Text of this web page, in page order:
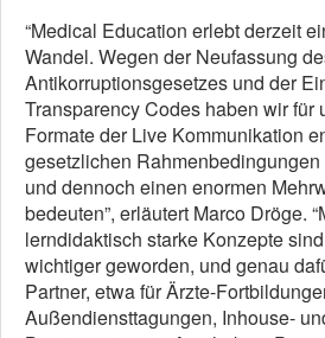
“Medical Education erlebt derzeit
Wandel. Wegen der Neufassung
Antikorruptionsgesetzes und der
Transparency Codes haben wir für
Formate der Live Kommunikation
gesetzlichen
und dennoch einen enormen
bedeuten”, erläutert Marco Dröge.
lerndidaktisch starke Konzepte
wichtiger geworden, und genau
Partner, etwa für Ärzte-
Außendiensttagungen, Inhouse-